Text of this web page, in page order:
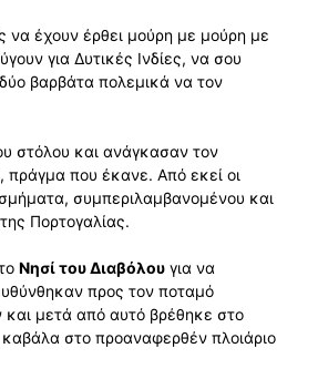
να έχουν έρθει μούρη με μούρη με
για Δυτικές Ινδίες, να σου
βαρβάτα πολεμικά να τον
στόλου και ανάγκασαν τον
πράγμα που έκανε. Από εκεί οι
συμπεριλαμβανομένου και
Πορτογαλίας.
Νησί του Διαβόλου για να
προς τον ποταμό
και μετά από αυτό βρέθηκε στο
στο προαναφερθέν πλοιάριο